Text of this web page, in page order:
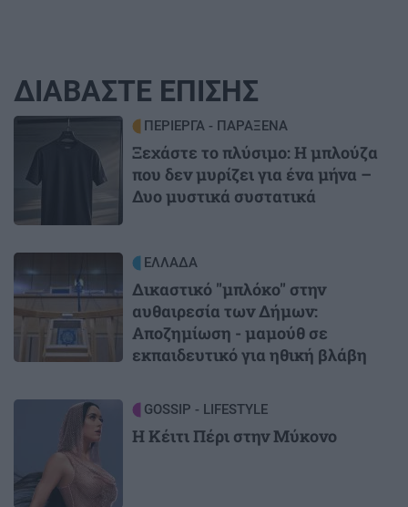
ΔΙΑΒΑΣΤΕ ΕΠΙΣΗΣ
ΠΕΡΙΕΡΓΑ - ΠΑΡΑΞΕΝΑ
Ξεχάστε το πλύσιμο: Η μπλούζα
που δεν μυρίζει για ένα μήνα –
Δυο μυστικά συστατικά
ΕΛΛΑΔΑ
Δικαστικό "μπλόκο" στην
αυθαιρεσία των Δήμων:
Αποζημίωση - μαμούθ σε
εκπαιδευτικό για ηθική βλάβη
GOSSIP - LIFESTYLE
Η Κέιτι Πέρι στην Μύκονο